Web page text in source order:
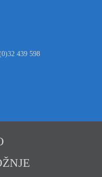
439 598